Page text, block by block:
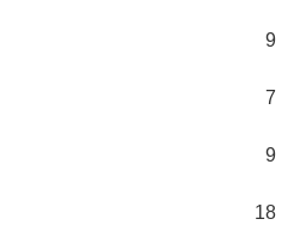
9
7
9
18